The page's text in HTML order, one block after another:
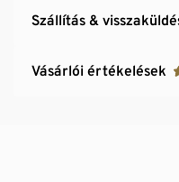
Szállítás &
Vásárlói értékelések